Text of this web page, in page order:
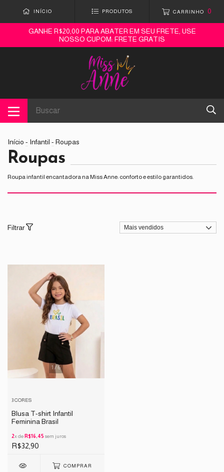
INÍCIO PRODUTOS CARRINHO 0
GANHE R$20,00 PARA ABATER EM SEU FRETE, USE
NOSSO CUPOM: FRETE GRATIS
Início - Infantil - Roupas
Roupas
Roupa infantil encantadora na Miss Anne: conforto e estilo garantidos.
Filtrar
1 / 6
3 CORES
Blusa T-shirt Infantil
Feminina Brasil
2x de R$16,45 sem juros
R$32,90
COMPRAR